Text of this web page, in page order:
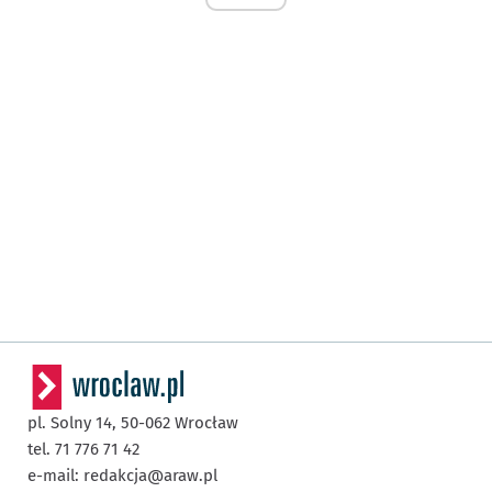
pl. Solny 14, 50-062 Wrocław
tel. 71 776 71 42
e-mail: redakcja@araw.pl